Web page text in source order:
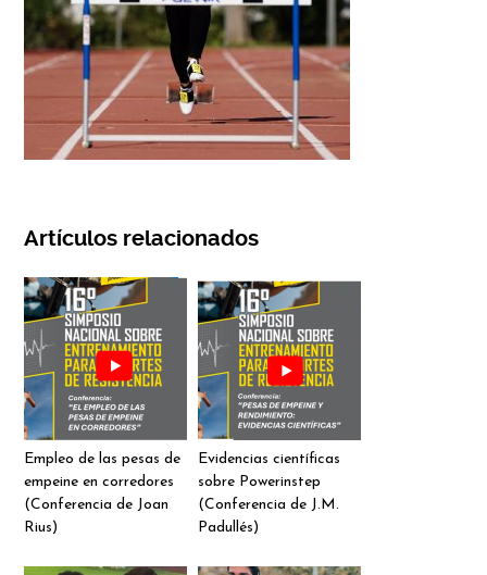
Artículos relacionados
Empleo de las pesas de
empeine en corredores
(Conferencia de Joan
Rius)
Evidencias científicas
sobre Powerinstep
(Conferencia de J.M.
Padullés)